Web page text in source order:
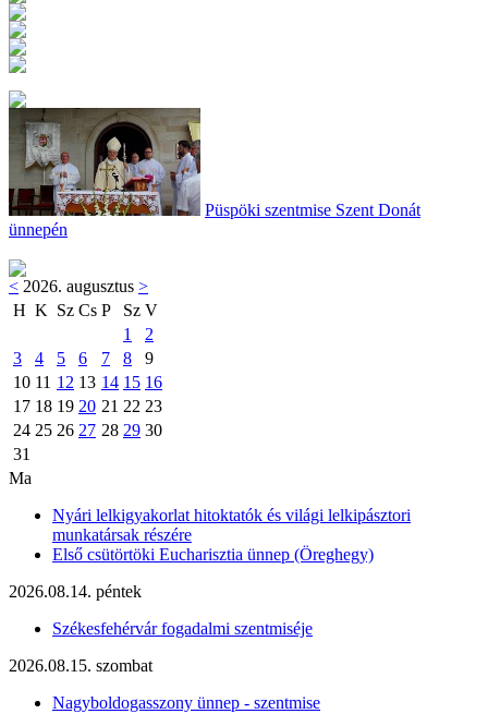
Püspöki szentmise Szent Donát
ünnepén
< 2026. augusztus >
H K Sz Cs P Sz V
1
2
3
4 5 6 7 8
9
10 11 12 13 14 15 16
17 18 19 20 21 22 23
24 25 26 27 28 29 30
31
Ma
Nyári lelkigyakorlat hitoktatók és világi lelkipásztori
munkatársak részére
Első csütörtöki Eucharisztia ünnep (Öreghegy)
2026.08.14. péntek
Székesfehérvár fogadalmi szentmiséje
2026.08.15. szombat
Nagyboldogasszony ünnep - szentmise